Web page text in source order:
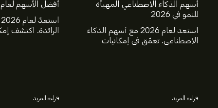
أسهم الذكاء الاصطناعي المهيأة
للنمو في 2026
استعد لعام 2026 مع أسهم الذكاء
الاصطناعي. تعمّق في إمكانيات
قراءة المزيد
أفضل الأسهم لعام
الرائدة. اكتشف
قراءة المزيد